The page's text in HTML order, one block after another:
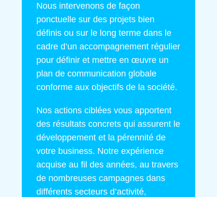
Nous intervenons de façon
ponctuelle sur des projets bien
définis ou sur le long terme dans le
cadre d’un accompagnement régulier
pour définir et mettre en œuvre un
plan de communication globale
conforme aux objectifs de la société.
Nos actions ciblées vous apportent
des résultats concrets qui assurent le
développement et la pérennité de
votre business. Notre expérience
acquise au fil des années, au travers
de nombreuses campagnes dans
différents secteurs d’activité,